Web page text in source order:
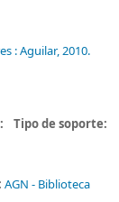
:Aguilar,2010.
Tipo de soporte:
AGN - Biblioteca